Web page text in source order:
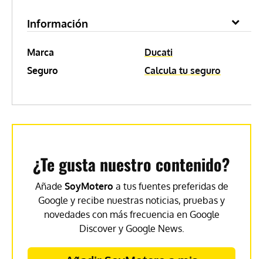
Información
Marca
Ducati
Seguro
Calcula tu seguro
¿Te gusta nuestro contenido?
Añade SoyMotero a tus fuentes preferidas de
Google y recibe nuestras noticias, pruebas y
novedades con más frecuencia en Google
Discover y Google News.